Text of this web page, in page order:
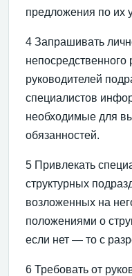
предложения по их
4 Запрашивать
непосредственного
руководителей
специалистов
необходимые для
обязанностей.
5 Привлекать
структурных
возложенных на
положениями о
если нет — то с
6 Требовать от